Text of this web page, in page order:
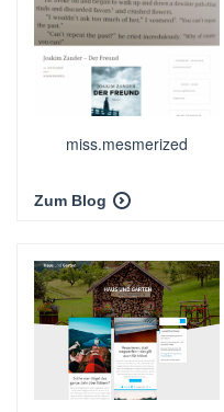
miss.mesmerized
Zum Blog